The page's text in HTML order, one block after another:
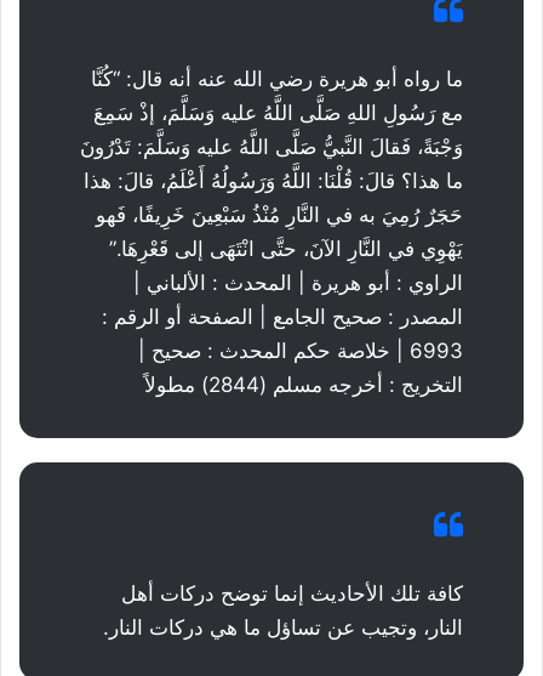
ما رواه أبو هريرة رضي الله عنه أنه قال: “كُنَّا
مع رَسُولِ اللهِ صَلَّى اللَّهُ عليه وَسَلَّمَ، إذْ سَمِعَ
وَجْبَةً، فَقالَ النَّبيُّ صَلَّى اللَّهُ عليه وَسَلَّمَ: تَدْرُونَ
ما هذا؟ قالَ: قُلْنَا: اللَّهُ وَرَسُولُهُ أَعْلَمُ، قالَ: هذا
حَجَرٌ رُمِيَ به في النَّارِ مُنْذُ سَبْعِينَ خَرِيفًا، فَهو
يَهْوِي في النَّارِ الآنَ، حتَّى انْتَهَى إلى قَعْرِهَا.”
الراوي : أبو هريرة | المحدث : الألباني |
المصدر : صحيح الجامع | الصفحة أو الرقم :
6993 | خلاصة حكم المحدث : صحيح |
التخريج : أخرجه مسلم (2844) مطولاً
كافة تلك الأحاديث إنما توضح دركات أهل
النار، وتجيب عن تساؤل ما هي دركات النار.